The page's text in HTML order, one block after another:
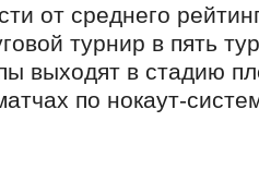
от среднего
турнир в пять
выходят в стадию
по нокаут-